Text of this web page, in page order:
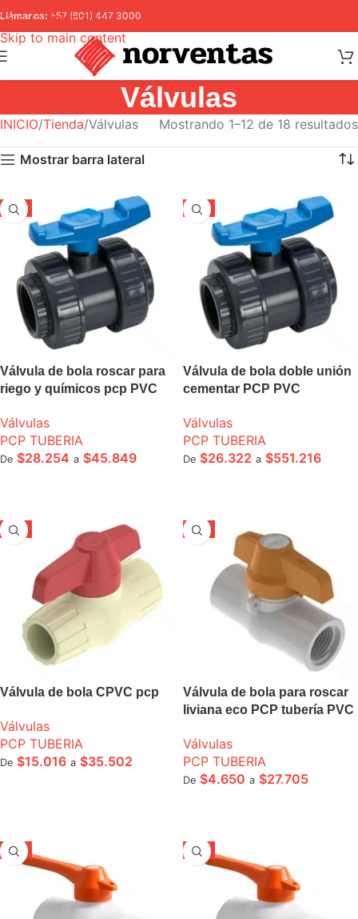
Skip to navigation
Skip to main content
Llámanos: +57 (601) 447 3000
Válvulas
INICIO Tienda Válvulas Mostrando 1–12 de 18 resultados
Mostrar barra lateral
-5%
Válvula de bola roscar para
riego y químicos pcp PVC
Válvulas
PCP TUBERIA
De $28.254 a $45.849
-5%
Válvula de bola doble unión
cementar PCP PVC
Válvulas
PCP TUBERIA
De $26.322 a $551.216
-5%
Válvula de bola CPVC pcp
Válvulas
PCP TUBERIA
De $15.016 a $35.502
-5%
Válvula de bola para roscar
liviana eco PCP tubería PVC
Válvulas
PCP TUBERIA
De $4.650 a $27.705
-5% -5%